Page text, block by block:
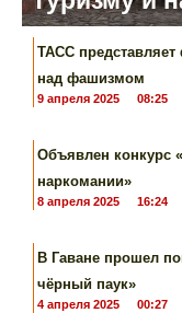
ТАСС
над фашизмом
9 апреля 2025 08:25
Объявлен конкурс
наркомании»
8 апреля 2025 16:24
В Гаване прошел
чёрный паук»
4 апреля 2025 00:27